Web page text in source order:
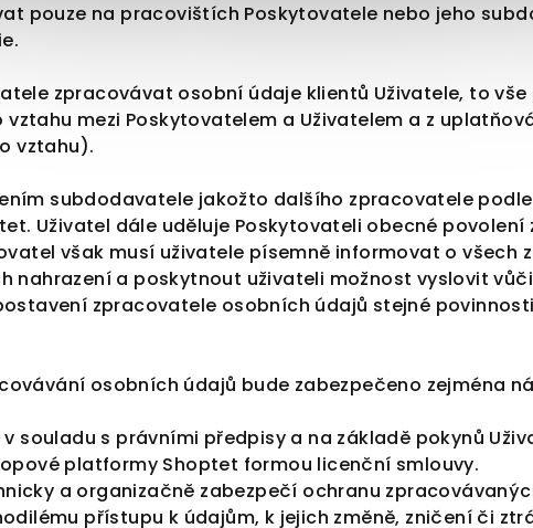
pouze na pracovištích Poskytovatele nebo jeho
zpracovávat osobní údaje klientů Uživatele, to
mezi Poskytovatelem a Uživatelem a z
vztahu).
subdodavatele jakožto dalšího zpracovatele podle
Uživatel dále uděluje Poskytovateli obecné
však musí uživatele písemně informovat o všech
nahrazení a poskytnout uživateli možnost vyslovit
zpracovatele osobních údajů stejné
osobních údajů bude zabezpečeno zejména
souladu s právními předpisy a na základě pokynů
platformy Shoptet formou licenční smlouvy.
a organizačně zabezpečí ochranu
přístupu k údajům, k jejich změně, zničení či